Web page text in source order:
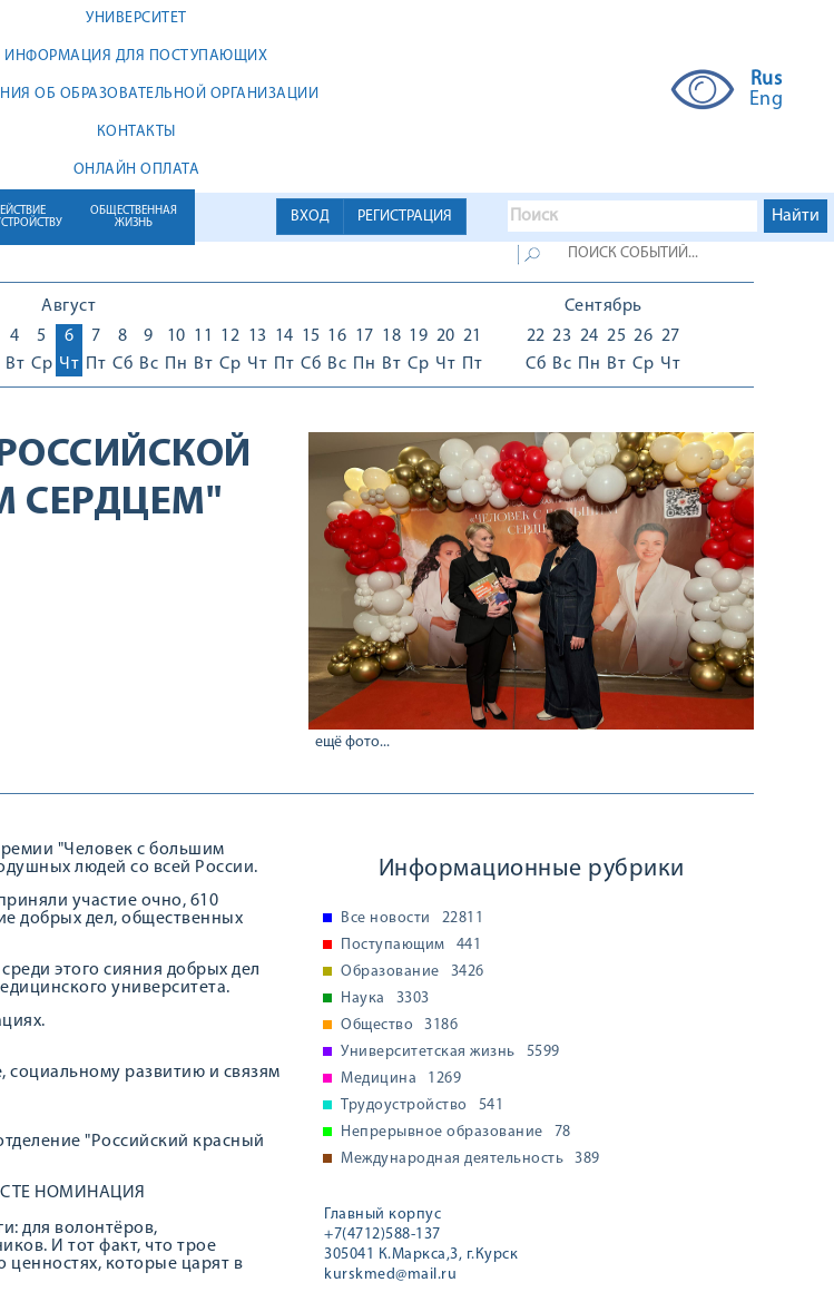
УНИВЕРСИТЕТ
ИНФОРМАЦИЯ ДЛЯ ПОСТУПАЮЩИХ
ОБ ОБРАЗОВАТЕЛЬНОЙ ОРГАНИЗАЦИИ
КОНТАКТЫ
ОНЛАЙН ОПЛАТА
Rus
Eng
ВХОД РЕГИСТРАЦИЯ
ОБЩЕСТВЕННАЯ
ЖИЗНЬ
Август
4
Вт
5
Ср
6
Чт
7
Пт
8
Сб
9
Вс
10
Пн
11
Вт
12
Ср
13
Чт
14
Пт
15
Сб
16
Вс
17
Пн
18
Вт
19
Ср
20
Чт
21
Пт
Сентябрь
22
Сб
23
Вс
24
Пн
25
Вт
26
Ср
27
Чт
СЕРДЦЕМ"
ещё фото...
"Человек с большим
людей со всей России.
участие очно, 610
добрых дел, общественных
этого сияния добрых дел
университета.
социальному развитию и связям
"Российский красный
НОМИНАЦИЯ
для волонтёров,
И тот факт, что трое
ценностях, которые царят в
Информационные рубрики
Все новости
22811
Поступающим
441
Образование
3426
Наука
3303
Общество
3186
Университетская жизнь
5599
Медицина
1269
Трудоустройство
541
Непрерывное образование
78
Международная деятельность
389
Главный корпус
+7(4712)588-137
305041 К.Маркса,3, г.Курск
kurskmed@mail.ru